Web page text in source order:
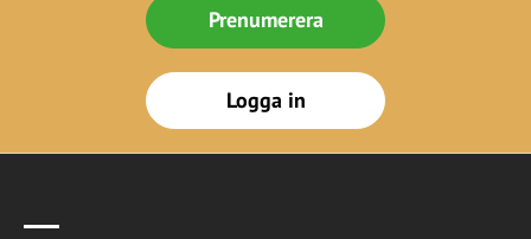
Prenumerera
Logga in